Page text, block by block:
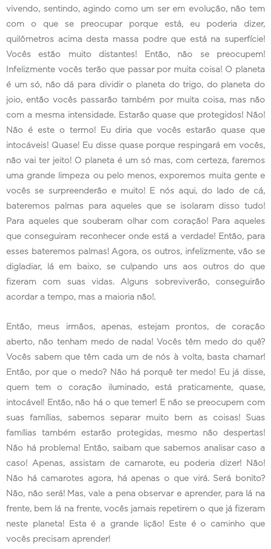
vivendo, sentindo, agindo como um ser em evolução, não tem
com o que se preocupar porque está, eu poderia dizer,
quilômetros acima desta massa podre que está na superfície!
Vocês estão muito distantes! Então, não se preocupem!
Infelizmente vocês terão que passar por muita coisa! O planeta
é um só, não dá para dividir o planeta do trigo, do planeta do
joio, então vocês passarão também por muita coisa, mas não
com a mesma intensidade. Estarão quase que protegidos! Não!
Não é este o termo! Eu diria que vocês estarão quase que
intocáveis! Quase! Eu disse quase porque respingará em vocês,
não vai ter jeito! O planeta é um só mas, com certeza, faremos
uma grande limpeza ou pelo menos, exporemos muita gente e
vocês se surpreenderão e muito! E nós aqui, do lado de cá,
bateremos palmas para aqueles que se isolaram disso tudo!
Para aqueles que souberam olhar com coração! Para aqueles
que conseguiram reconhecer onde está a verdade! Então, para
esses bateremos palmas! Agora, os outros, infelizmente, vão se
digladiar, lá em baixo, se culpando uns aos outros do que
fizeram com suas vidas. Alguns sobreviverão, conseguirão
acordar a tempo, mas a maioria não!.
Então, meus irmãos, apenas, estejam prontos, de coração
aberto, não tenham medo de nada! Vocês têm medo do quê?
Vocês sabem que têm cada um de nós à volta, basta chamar!
Então, por que o medo? Não há porquê ter medo! Eu já disse,
quem tem o coração iluminado, está praticamente, quase,
intocável! Então, não há o que temer! E não se preocupem com
suas famílias, sabemos separar muito bem as coisas! Suas
famílias também estarão protegidas, mesmo não despertas!
Não há problema! Então, saibam que sabemos analisar caso a
caso! Apenas, assistam de camarote, eu poderia dizer! Não!
Não há camarotes agora, há apenas o que virá. Será bonito?
Não, não será! Mas, vale a pena observar e aprender, para lá na
frente, bem lá na frente, vocês jamais repetirem o que já fizeram
neste planeta! Esta é a grande lição! Este é o caminho que
vocês precisam aprender!